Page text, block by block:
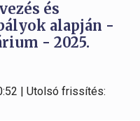
és
alapján -
- 2025.
| Utolsó frissítés: